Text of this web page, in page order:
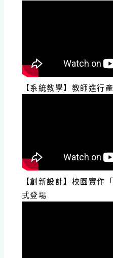
【系統教學】教師進行
【創新設計】校園實作
式登場